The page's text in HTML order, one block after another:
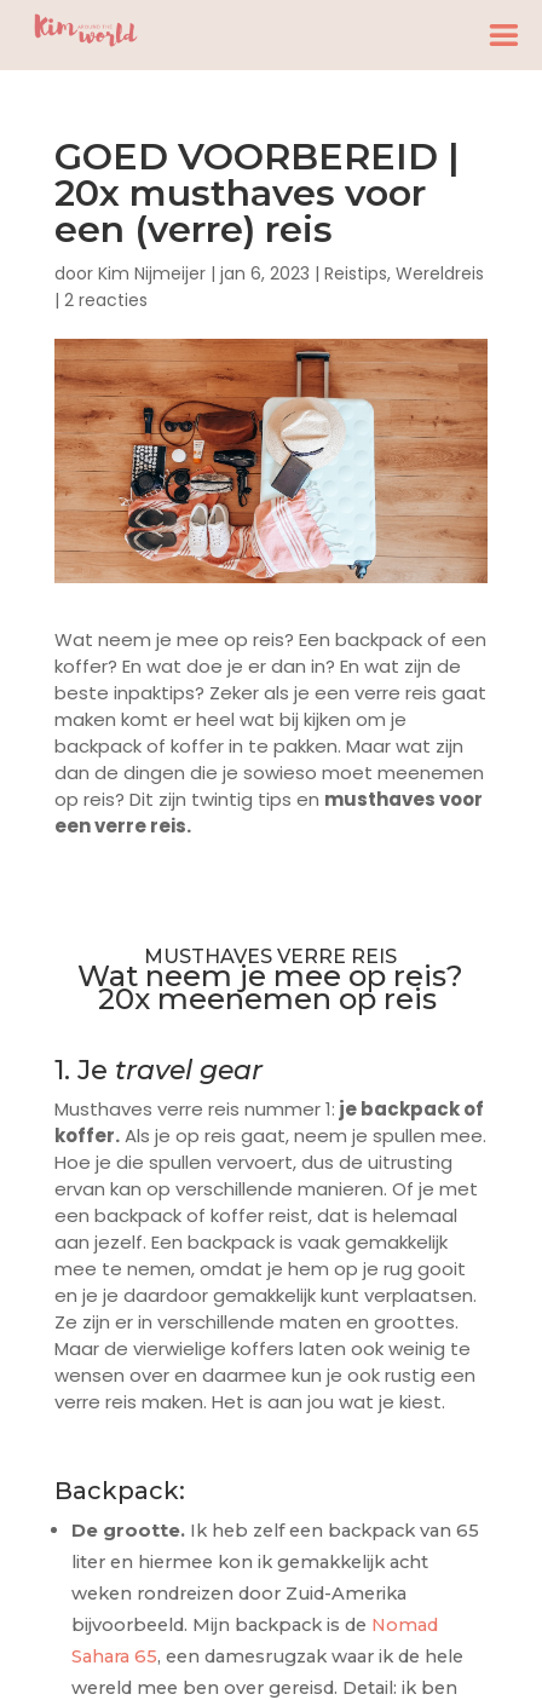
GOED VOORBEREID |
20x musthaves voor
een (verre) reis
door Kim Nijmeijer| jan 6, 2023 | Reistips, Wereldreis
| 2 reacties
Wat neem je mee op reis? Een backpack of een
koffer? En wat doe je er dan in? En wat zijn de
beste inpaktips? Zeker als je een verre reis gaat
maken komt er heel wat bij kijken om je
backpack of koffer in te pakken. Maar wat zijn
dan de dingen die je sowieso moet meenemen
op reis? Dit zijn twintig tips en musthaves voor
een verre reis.
MUSTHAVES VERRE REIS
Wat neem je mee op reis?
20x meenemen op reis
1. Je travel gear
Musthaves verre reis nummer 1: je backpack of
koffer.Als je op reis gaat, neem je spullen mee.
Hoe je die spullen vervoert, dus de uitrusting
ervan kan op verschillende manieren. Of je met
een backpack of koffer reist, dat is helemaal
aan jezelf. Een backpack is vaak gemakkelijk
mee te nemen, omdat je hem op je rug gooit
en je je daardoor gemakkelijk kunt verplaatsen.
Ze zijn er in verschillende maten en groottes.
Maar de vierwielige koffers laten ook weinig te
wensen over en daarmee kun je ook rustig een
verre reis maken. Het is aan jou wat je kiest.
Backpack:
De grootte.Ik heb zelf een backpack van 65
liter en hiermee kon ik gemakkelijk acht
weken rondreizen door Zuid-Amerika
bijvoorbeeld. Mijn backpack is de Nomad
Sahara 65, een damesrugzak waar ik de hele
wereld mee ben over gereisd. Detail: ik ben